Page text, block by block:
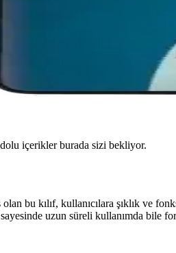
içerikler burada sizi bekliyor.
bu kılıf, kullanıcılara şıklık ve
uzun süreli kullanımda bile